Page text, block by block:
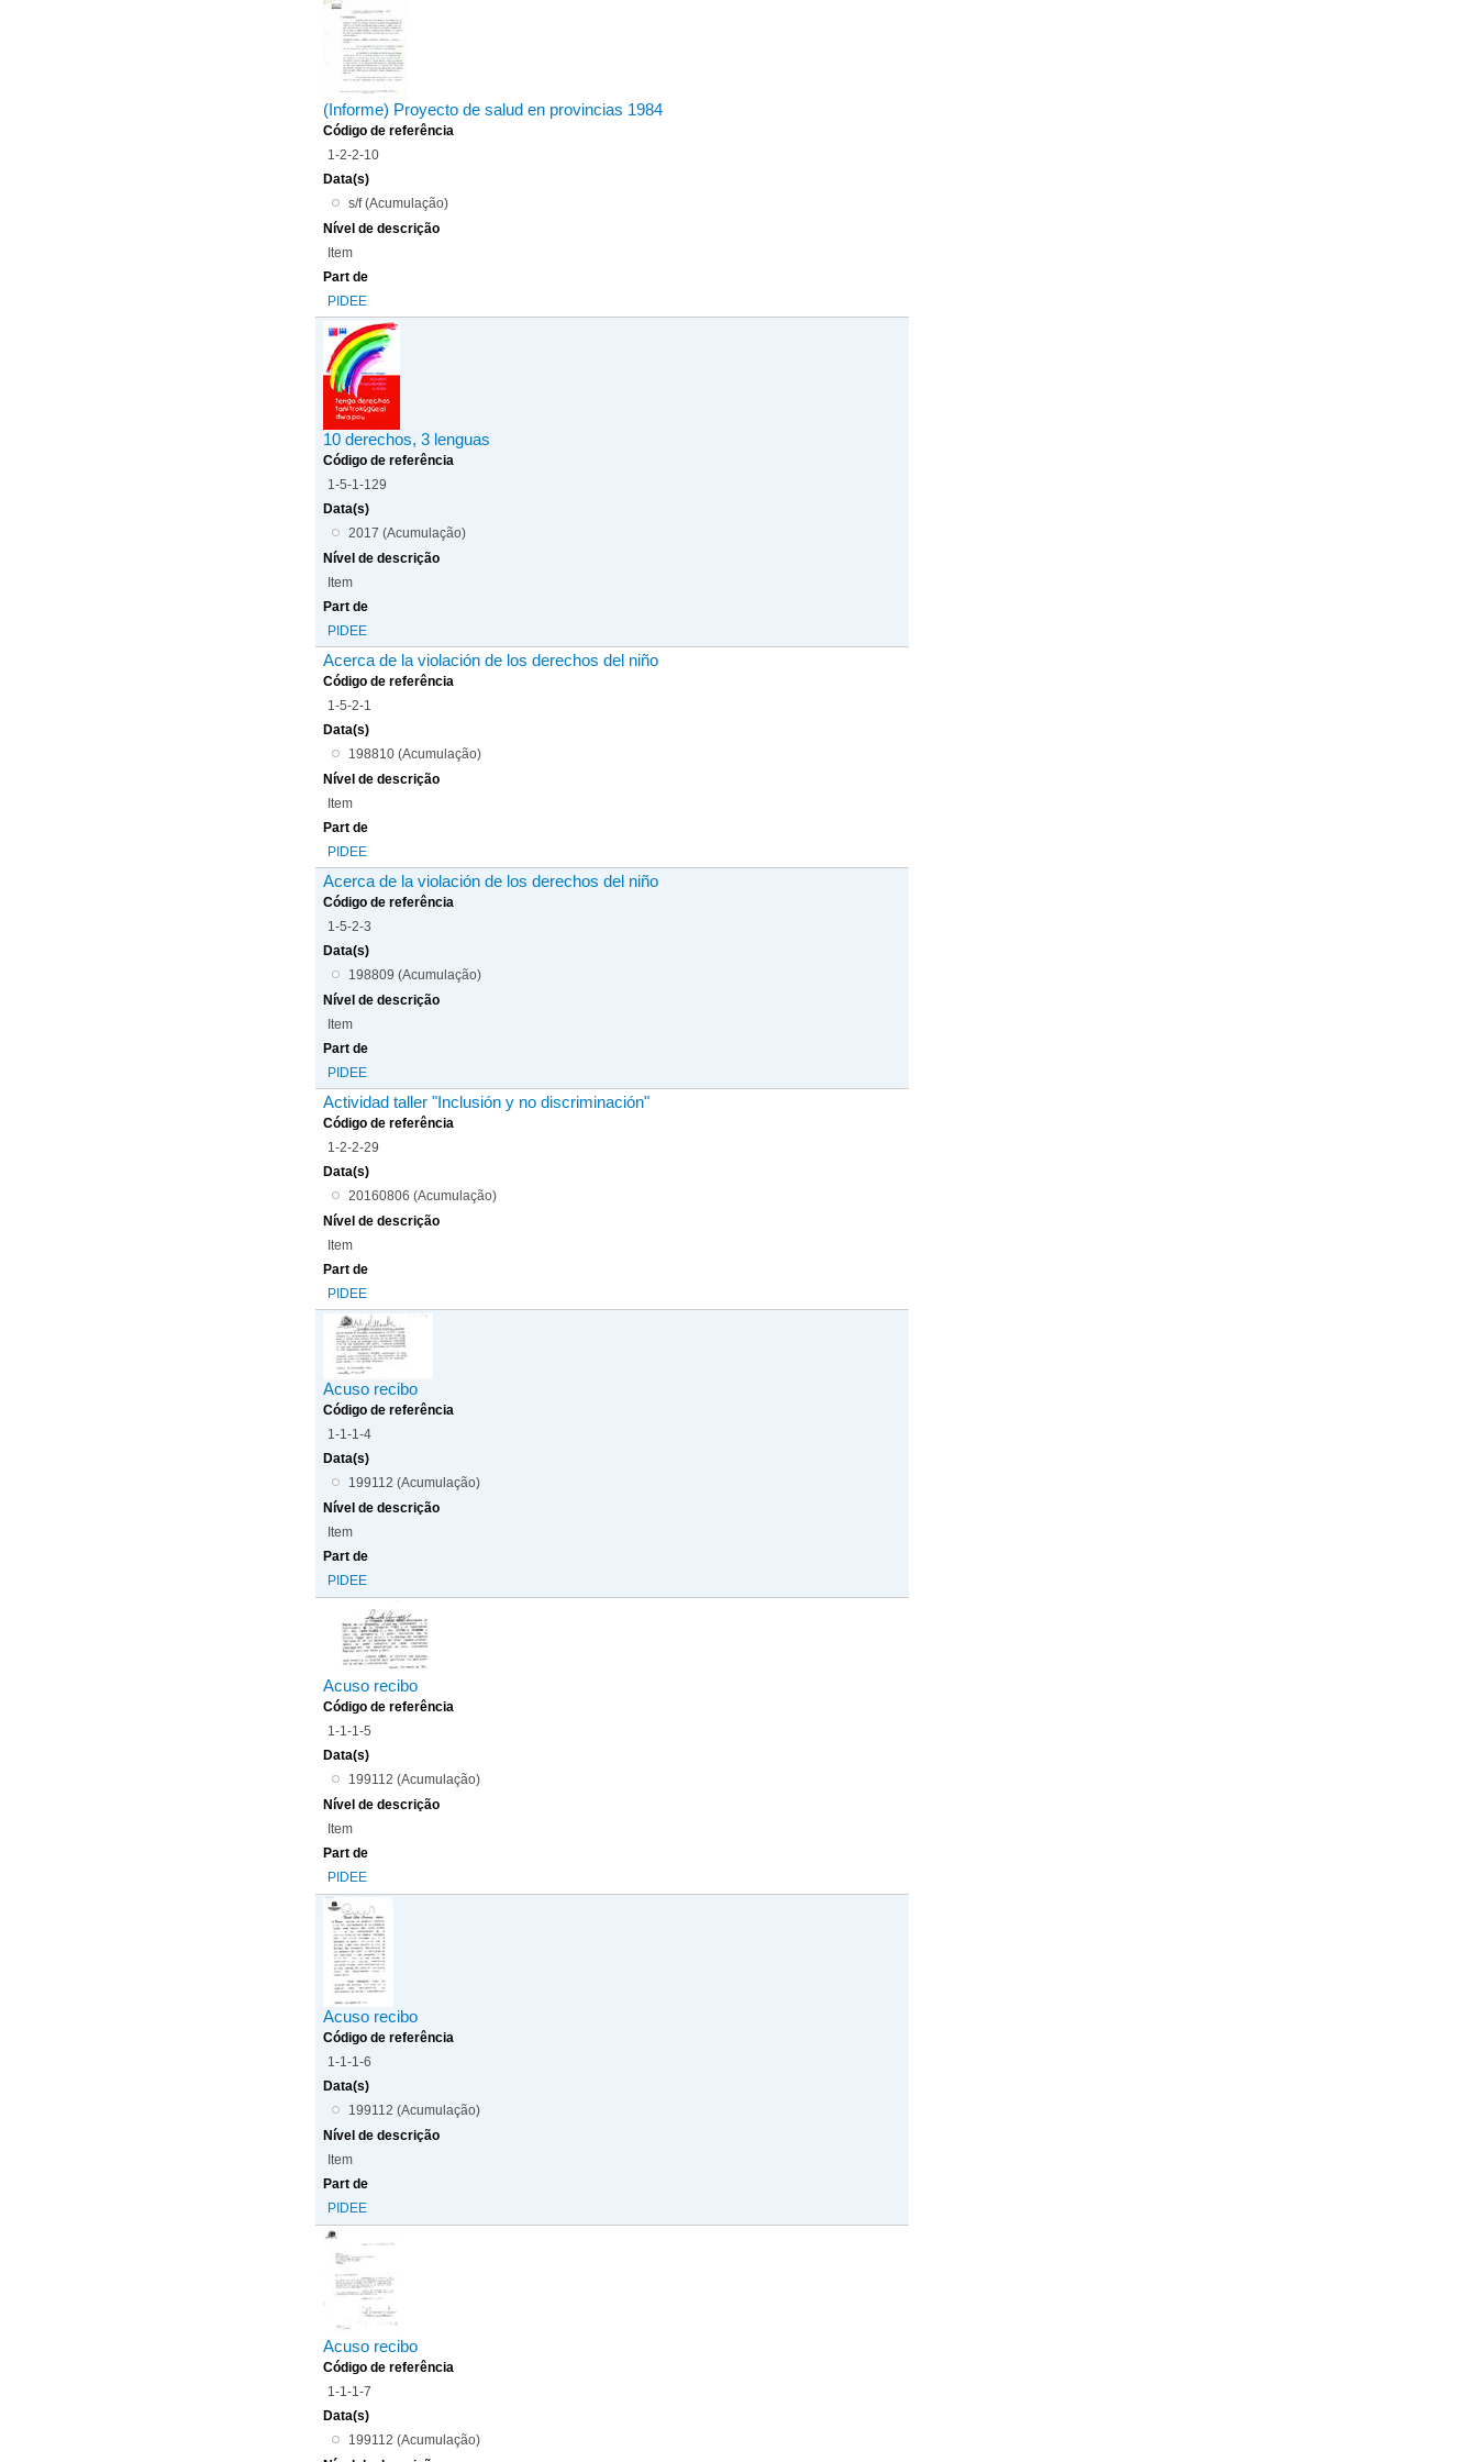
(Informe) Proyecto de salud en provincias 1984
Código de referência
1-2-2-10
Data(s)
s/f (Acumulação)
Nível de descrição
Item
Part de
PIDEE
10 derechos, 3 lenguas
Código de referência
1-5-1-129
Data(s)
2017 (Acumulação)
Nível de descrição
Item
Part de
PIDEE
Acerca de la violación de los derechos del niño
Código de referência
1-5-2-1
Data(s)
198810 (Acumulação)
Nível de descrição
Item
Part de
PIDEE
Acerca de la violación de los derechos del niño
Código de referência
1-5-2-3
Data(s)
198809 (Acumulação)
Nível de descrição
Item
Part de
PIDEE
Actividad taller "Inclusión y no discriminación"
Código de referência
1-2-2-29
Data(s)
20160806 (Acumulação)
Nível de descrição
Item
Part de
PIDEE
Acuso recibo
Código de referência
1-1-1-4
Data(s)
199112 (Acumulação)
Nível de descrição
Item
Part de
PIDEE
Acuso recibo
Código de referência
1-1-1-5
Data(s)
199112 (Acumulação)
Nível de descrição
Item
Part de
PIDEE
Acuso recibo
Código de referência
1-1-1-6
Data(s)
199112 (Acumulação)
Nível de descrição
Item
Part de
PIDEE
Acuso recibo
Código de referência
1-1-1-7
Data(s)
199112 (Acumulação)